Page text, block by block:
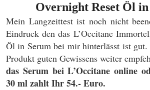
Overnight Reset Öl
Mein Langzeittest ist noch nicht
Eindruck den das L’Occitane
Öl in Serum bei mir hinterlässt ist gut.
Produkt guten Gewissens weiter
das Serum bei L’Occitane online
30 ml zahlt Ihr 54.- Euro.